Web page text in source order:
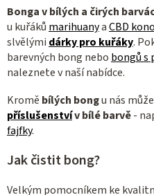
Bonga v bílých a čirých
u kuřáků marihuanyaCBD
slvělými dárky pro kuřáky.
barevných bong nebo bongů s
naleznete v naší nabídce.
Kromě bílých bongu nás
příslušenstvív bílé barvě-
fajfky.
Jak čistit bong?
Velkým pomocníkem ke